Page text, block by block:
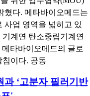
혔다. 메타바이오메드는
사업 영역을 넓히고 있
계연 탄소중립기계연
타바이오메드의 글로
이다. 공동
‘고분자 필러기반